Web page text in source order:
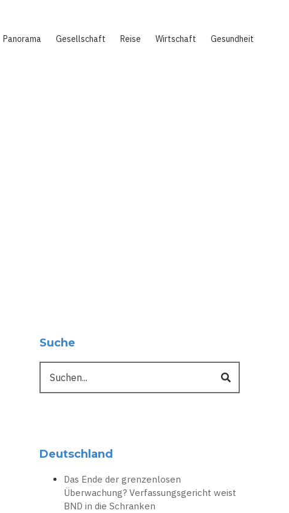
Panorama Gesellschaft Reise Wirtschaft Gesundheit
Suche
Deutschland
Das Ende der grenzenlosen
Überwachung? Verfassungsgericht weist
BND in die Schranken